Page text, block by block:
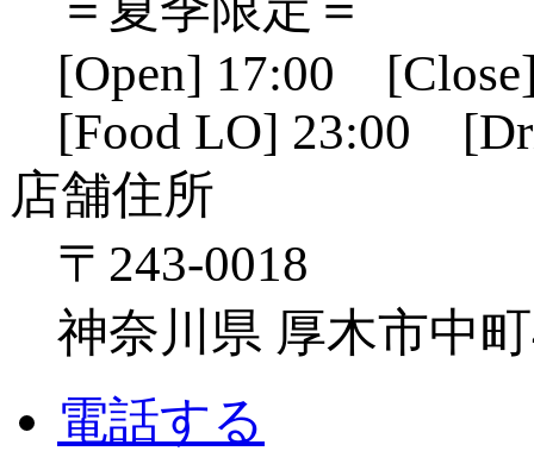
[Open] 17:00
[Food LO] 23:00
店舗住所
〒243-0018
神奈川県 厚木市中
電話する